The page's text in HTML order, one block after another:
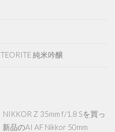
純米吟醸
Z 35mm f/1.8 Sを買っ
品のAI AF Nikkor 50mm